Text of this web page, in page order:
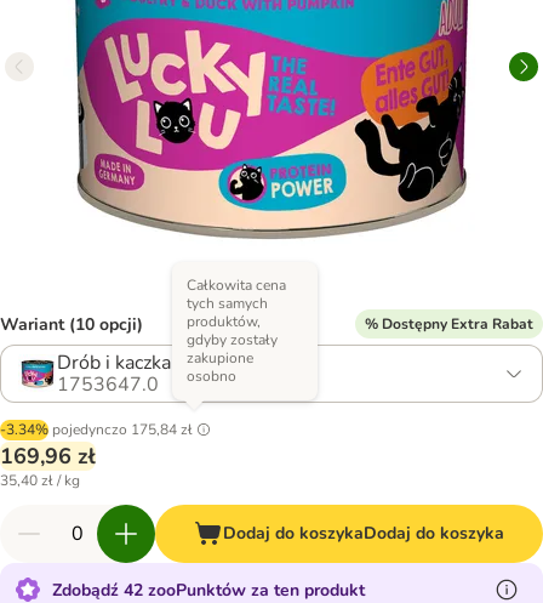
Wariant (10 opcji) % Dostępny Extra Rabat
Drób i kaczka
1753647.0
-3.34% pojedynczo 175,84 zł
Całkowita cena
tych samych
produktów,
gdyby zostały
zakupione
osobno
169,96 zł
35,40 zł / kg
Dodaj do koszykaDodaj do koszyka
Zdobądź 42 zooPunktów za ten produkt